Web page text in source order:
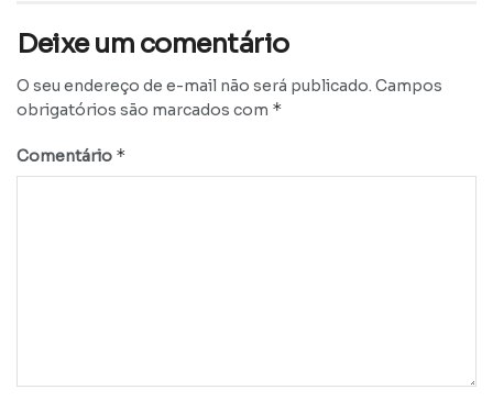
Deixe um comentário
O seu endereço de e-mail não será publicado. Campos
obrigatórios são marcados com *
Comentário *